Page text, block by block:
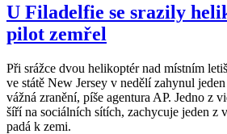
U Filadelfie se srazily
pilot zemřel
Při srážce dvou helikoptér nad místním
ve státě New Jersey v nedělí zahynul
vážná zranění, píše agentura AP. Jedno z
šíří na sociálních sítích, zachycuje jeden z
padá k zemi.